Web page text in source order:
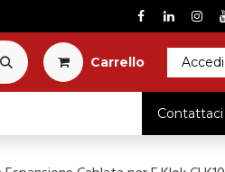
Carrel​l​o​ Accedi
Contattaci